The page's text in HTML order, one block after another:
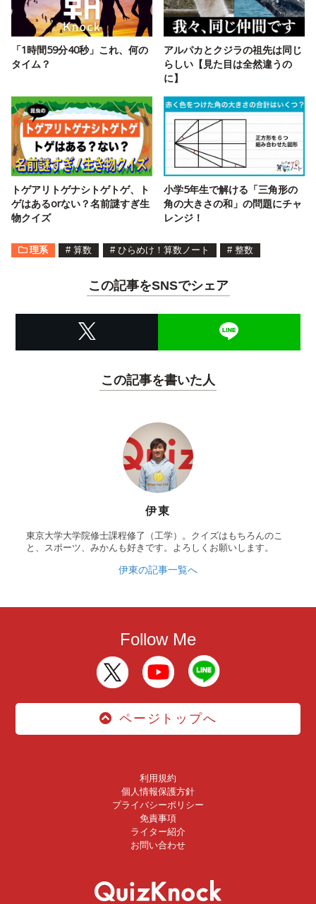
「1時間59分40秒」これ、何の
タイム？
アルパカとクジラの祖先は同じ
らしい【見た目は全然違うの
に】
トゲアリトゲナシトゲトゲ、ト
ゲはあるorない？名前謎すぎ生
物クイズ
小学5年生で解ける「三角形の
角の大きさの和」の問題にチャ
レンジ！
理系 # 算数 # ひらめけ！算数ノート # 整数
この記事をSNSでシェア
この記事を書いた人
伊東
東京大学大学院修士課程修了（工学）。クイズはもちろんのこ
と、スポーツ、みかんも好きです。よろしくお願いします。
伊東の記事一覧へ
Follow Me
ページトップへ
利用規約
個人情報保護方針
プライバシーポリシー
免責事項
ライター紹介
お問い合わせ